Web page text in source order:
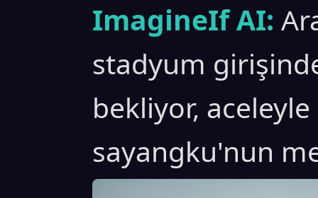
ImagineIf AI:
stadyum
bekliyor,
sayangku'nun